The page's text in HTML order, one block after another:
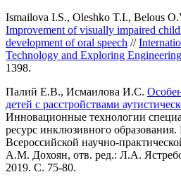
Ismailova I.S., Oleshko T.I., Belous
Improvement of visually impaired
development of oral speech //
Technology and Exploring Engineering
1398.
Палий Е.В., Исмаилова И.С.
детей с расстройствами
Инновационные технологии
ресурс инклюзивного
Всероссийской научно-
А.М. Дохоян, отв. ред.: Л.А.
2019. С. 75-80.